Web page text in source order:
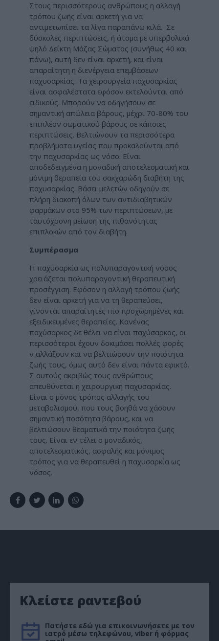
Στους περισσότερους ανθρώπους η αλλαγή
τρόπου ζωής είναι αρκετή για να
αντιμετωπίσει τα λίγα παραπάνω κιλά. Σε
δύσκολες περιπτώσεις, ή άτομα με υπερβολικά
ψηλό Δείκτη Μάζας Σώματος (συνήθως 40 και
πάνω), αυτή δεν είναι αρκετή, και είναι
απαραίτητη η διενέργεια επεμβάσεων
παχυσαρκίας. Τα χειρουργεία παχυσαρκίας
είναι ασφαλέστατα εφόσον εκτελούνται από
ειδικούς. Μπορούν να οδηγήσουν σε
σημαντική απώλεια βάρους, μέχρι 70-80% του
επιπλέον σωματικού βάρους σε κάποιες
περιπτώσεις. Βελτιώνουν τα περισσότερα
προβλήματα υγείας που προκαλούνται από
την παχυσαρκίας ως νόσο. Είναι
αποδεδειγμένα η μοναδική αποτελεσματική και
μόνιμη θεραπεία του σακχαρώδη διαβήτη της
παχυσαρκίας. Βάσει μελετών οδηγούν σε
πλήρη διακοπή όλων των αντιδιαβητικών
φαρμάκων στο 95% των περιπτώσεων, με
ταυτόχρονη μείωση της πιθανότητας
επιπλοκών από τον διαβήτη.
Συμπέρασμα
Η παχυσαρκία ως πολυπαραγοντική νόσος
χρειάζεται πολυπαραγοντική θεραπευτική
προσέγγιση. Εφόσον η αλλαγή τρόπου ζωής
δεν είναι αρκετή για να τη θεραπεύσει,
γίνονται απαραίτητες πιο προχωρημένες και
εξειδικευμένες θεραπείες. Κανένας
παχύσαρκος δε θέλει να είναι παχύσαρκος, οι
περισσότεροι έχουν δοκιμάσει πολλές φορές
ν αλλάξουν και να βελτιώσουν την ποιότητα
ζωής τους, όμως αυτό δεν είναι πάντα εφικτό.
Σ αυτούς ακριβώς τους ανθρώπους
απευθύνεται η χειρουργική παχυσαρκίας.
Είναι ο μόνος τρόπος αλλαγής του
μεταβολισμού, που τους βοηθά να χάσουν
σημαντική ποσότητα βάρους, και να
βελτιώσουν θεαματικά την ποιότητα ζωής
τους. Είναι εν τέλει ο μοναδικός,
αποτελεσματικός, ασφαλής και μόνιμος
τρόπος για να θεραπευθεί η παχυσαρκία ως
νόσος.
Κλείστε ραντεβού
Πατήστε εδώ για επικοινωνήσετε με τον
ιατρό μέσω τηλεφώνου, viber ή φόρμας